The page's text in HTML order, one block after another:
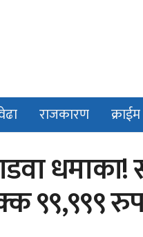
राजकारण क्राईम
धमाका!
९९,९९९